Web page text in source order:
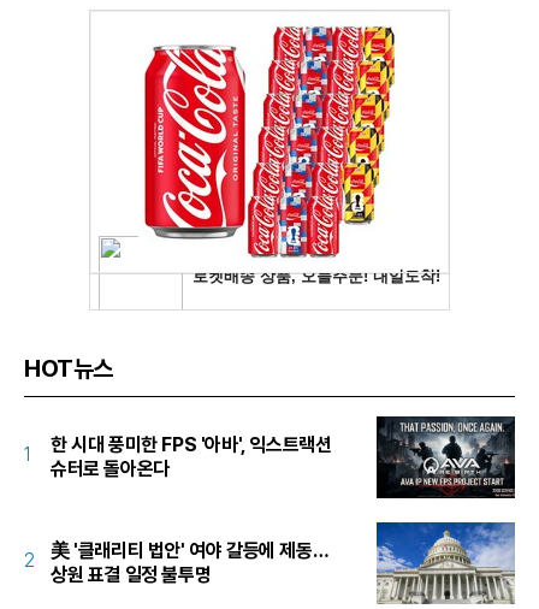
HOT뉴스
1
한 시대 풍미한 FPS '아바', 익스트랙션
슈터로 돌아온다
2
美 '클래리티 법안' 여야 갈등에 제동…
상원 표결 일정 불투명